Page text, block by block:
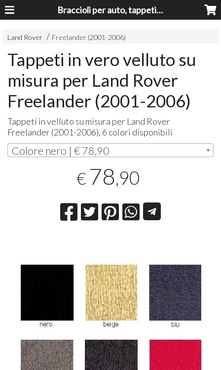
Braccioli per auto, tappeti auto, accessori auto MADE IN ITALY - Armrests, Mittelarmlehnen, Accoundoirs
Land Rover Freelander (2001-2006)
Tappeti in vero velluto su
misura per Land Rover
Freelander (2001-2006)
Tappeti in velluto su misura per Land Rover
Freelander (2001-2006), 6 colori disponibili
Colore nero | € 78,90
€ 78,90